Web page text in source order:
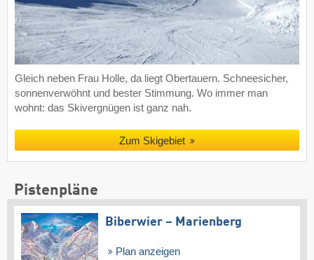
Gleich neben Frau Holle, da liegt Obertauern. Schneesicher,
sonnenverwöhnt und bester Stimmung. Wo immer man
wohnt: das Skivergnügen ist ganz nah.
Zum Skigebiet
Pistenpläne
Biberwier – Marienberg
Plan anzeigen